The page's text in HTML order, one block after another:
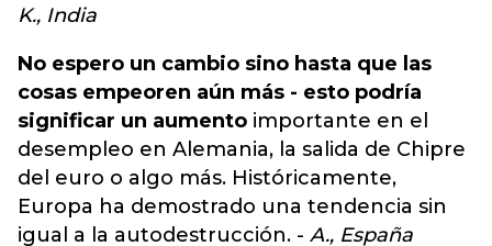
K., India
No espero un cambio sino hasta que las
cosas empeoren aún más - esto podría
significar un aumento importante en el
desempleo en Alemania, la salida de Chipre
del euro o algo más. Históricamente,
Europa ha demostrado una tendencia sin
igual a la autodestrucción. - A., España